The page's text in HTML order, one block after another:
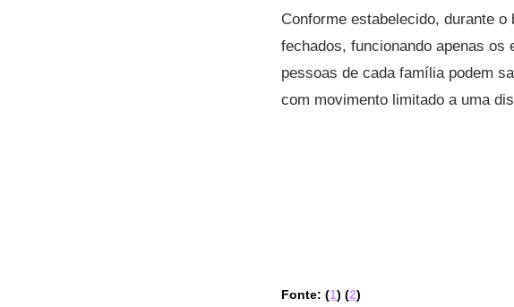
Conforme estabelecido, durante
fechados, funcionando apenas
pessoas de cada família podem
com movimento limitado a uma
Fonte: (1) (2)